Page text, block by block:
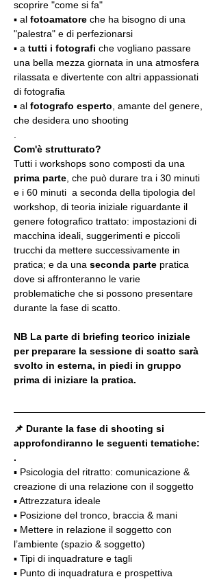
scoprire "come si fa"
▪️ al fotoamatore che ha bisogno di una
"palestra" e di perfezionarsi
▪️ a tutti i fotografi che vogliano passare
una bella mezza giornata in una atmosfera
rilassata e divertente con altri appassionati
di fotografia
▪️ al fotografo esperto , amante del genere,
che desidera uno shooting
Com'è strutturato?
Tutti i workshops sono composti da una
prima parte , che può durare tra i 30 minuti
e i 60 minuti  a seconda della tipologia del
workshop, di teoria iniziale riguardante il
genere fotografico trattato: impostazioni di
macchina ideali, suggerimenti e piccoli
trucchi da mettere successivamente in
pratica; e da una seconda parte pratica
dove si affronteranno le varie
problematiche che si possono presentare
durante la fase di scatto.
NB La parte di briefing teorico iniziale
per preparare la sessione di scatto sarà
svolto in esterna, in piedi in gruppo
prima di iniziare la pratica.
📌 Durante la fase di shooting si
approfondiranno le seguenti tematiche:
.
▪️ Psicologia del ritratto: comunicazione &
creazione di una relazione con il soggetto
▪️ Attrezzatura ideale
▪️ Posizione del tronco, braccia & mani
▪️ Mettere in relazione il soggetto con
l’ambiente (spazio & soggetto)
▪️ Tipi di inquadrature e tagli
▪️ Punto di inquadratura e prospettiva